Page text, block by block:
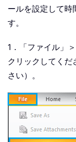
ールを設定して時
す。
1．「ファイル」
クリックしてく
さい）。